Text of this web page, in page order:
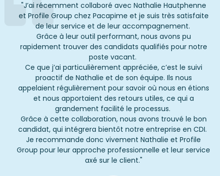
"J’ai récemment collaboré avec Nathalie Hautphenne
et Profile Group chez Pacapime et je suis très satisfaite
de leur service et de leur accompagnement.
Grâce à leur outil performant, nous avons pu
rapidement trouver des candidats qualifiés pour notre
poste vacant.
Ce que j’ai particulièrement appréciée, c’est le suivi
proactif de Nathalie et de son équipe. Ils nous
appelaient régulièrement pour savoir où nous en étions
et nous apportaient des retours utiles, ce qui a
grandement facilité le processus.
Grâce à cette collaboration, nous avons trouvé le bon
candidat, qui intégrera bientôt notre entreprise en CDI.
Je recommande donc vivement Nathalie et Profile
Group pour leur approche professionnelle et leur service
axé sur le client."